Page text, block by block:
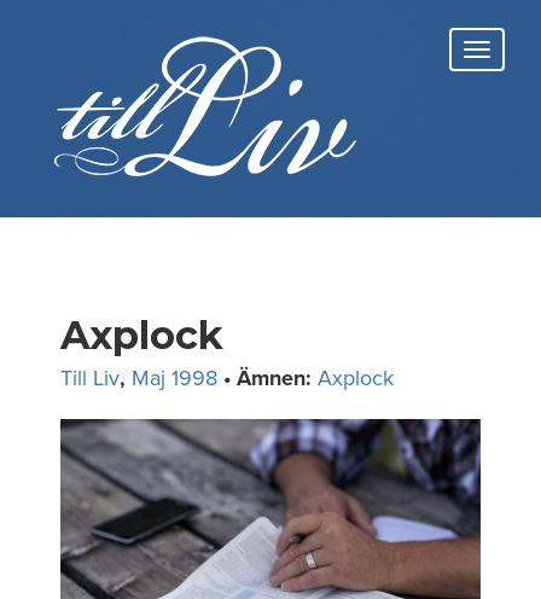
Axplock
Till Liv, Maj 1998 • Ämnen: Axplock